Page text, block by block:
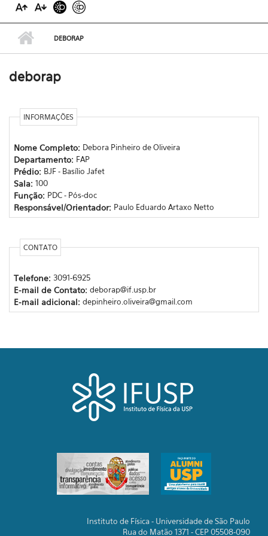
DEBORAP
deborap
INFORMAÇÕES
Nome Completo: Debora Pinheiro de Oliveira
Departamento: FAP
Prédio: BJF - Basílio Jafet
Sala: 100
Função: PDC - Pós-doc
Responsável/Orientador: Paulo Eduardo Artaxo Netto
CONTATO
Telefone: 3091-6925
E-mail de Contato: deborap@if.usp.br
E-mail adicional: depinheiro.oliveira@gmail.com
Instituto de Física - Universidade de São Paulo
Rua do Matão 1371 - CEP 05508-090